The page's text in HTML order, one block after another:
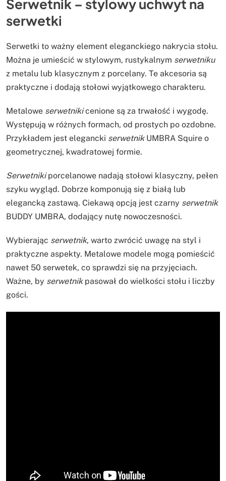
Serwetnik – stylowy uchwyt na
serwetki
Serwetki to ważny element eleganckiego nakrycia stołu.
Można je umieścić w stylowym, rustykalnym serwetniku
z metalu lub klasycznym z porcelany. Te akcesoria są
praktyczne i dodają stołowi wyjątkowego charakteru.
Metalowe serwetnikicenione są za trwałość i wygodę.
Występują w różnych formach, od prostych po ozdobne.
Przykładem jest elegancki serwetnikUMBRA Squire o
geometrycznej, kwadratowej formie.
Serwetnikiporcelanowe nadają stołowi klasyczny, pełen
szyku wygląd. Dobrze komponują się z białą lub
elegancką zastawą. Ciekawą opcją jest czarny serwetnik
BUDDY UMBRA, dodający nutę nowoczesności.
Wybierając serwetnik, warto zwrócić uwagę na styl i
praktyczne aspekty. Metalowe modele mogą pomieścić
nawet 50 serwetek, co sprawdzi się na przyjęciach.
Ważne, by serwetnikpasował do wielkości stołu i liczby
gości.